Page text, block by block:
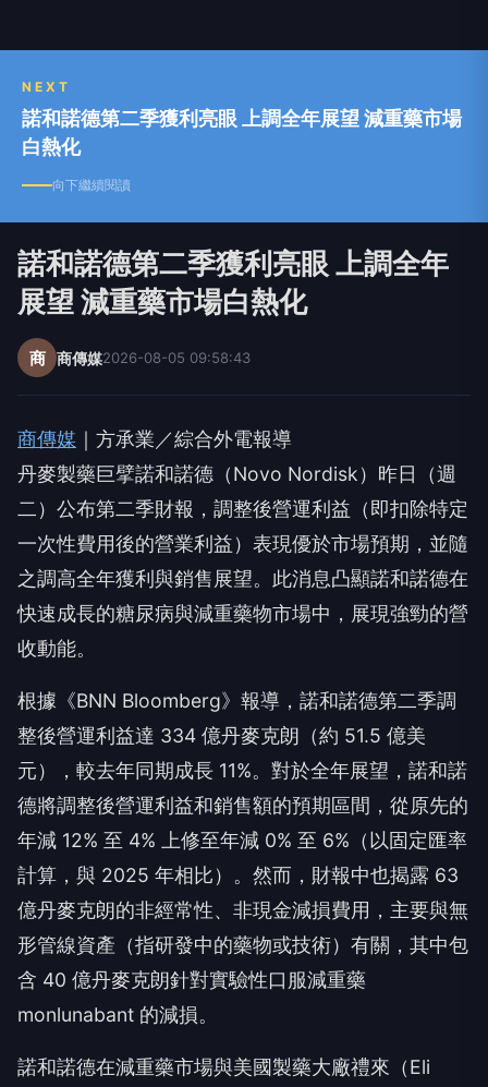
NEXT
諾和諾德第二季獲利亮眼 上調全年展望 減重藥市場
白熱化
向下繼續閱讀
諾和諾德第二季獲利亮眼 上調全年
展望 減重藥市場白熱化
商 商傳媒2026-08-05 09:58:43
商傳媒 ｜方承業／綜合外電報導
丹麥製藥巨擘諾和諾德（Novo Nordisk）昨日（週
二）公布第二季財報，調整後營運利益（即扣除特定
一次性費用後的營業利益）表現優於市場預期，並隨
之調高全年獲利與銷售展望。此消息凸顯諾和諾德在
快速成長的糖尿病與減重藥物市場中，展現強勁的營
收動能。
根據《BNN Bloomberg》報導，諾和諾德第二季調
整後營運利益達 334 億丹麥克朗（約 51.5 億美
元），較去年同期成長 11%。對於全年展望，諾和諾
德將調整後營運利益和銷售額的預期區間，從原先的
年減 12% 至 4% 上修至年減 0% 至 6%（以固定匯率
計算，與 2025 年相比）。然而，財報中也揭露 63
億丹麥克朗的非經常性、非現金減損費用，主要與無
形管線資產（指研發中的藥物或技術）有關，其中包
含 40 億丹麥克朗針對實驗性口服減重藥
monlunabant 的減損。
諾和諾德在減重藥市場與美國製藥大廠禮來（Eli